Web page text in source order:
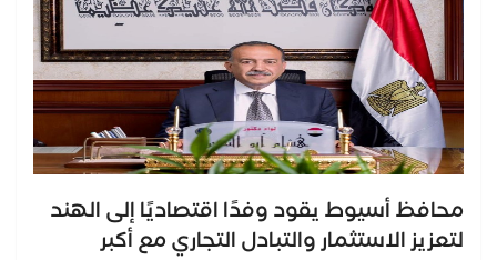
محافظ أسيوط يقود وفدًا اقتصاديًا إلى الهند
لتعزيز الاستثمار والتبادل التجاري مع أكبر